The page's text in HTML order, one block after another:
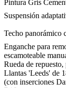
Pintura Gris
Suspensión
Techo panorámico
Enganche para
escamoteable
Rueda de
Llantas 'Leeds' de
(con inserciones